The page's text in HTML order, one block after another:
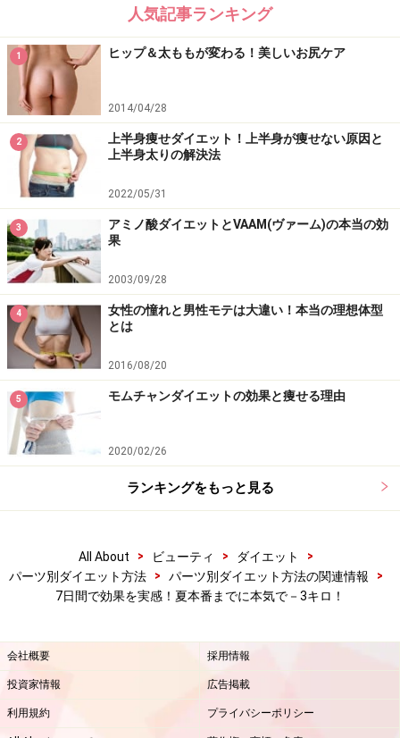
人気記事ランキング
1 ヒップ＆太ももが変わる！美しいお尻ケア
2014/04/28
2
上半身痩せダイエット！上半身が痩せない原因と
上半身太りの解決法
2022/05/31
3
アミノ酸ダイエットとVAAM(ヴァーム)の本当の効
果
2003/09/28
4
女性の憧れと男性モテは大違い！本当の理想体型
とは
2016/08/20
5 モムチャンダイエットの効果と痩せる理由
2020/02/26
ランキングをもっと見る
All About > ビューティ > ダイエット
>
パーツ別ダイエット方法
> パーツ別ダイエット方法の関連情報
>
7日間で効果を実感！夏本番までに本気で－3キロ！
会社概要 採用情報
投資家情報 広告掲載
利用規約 プライバシーポリシー